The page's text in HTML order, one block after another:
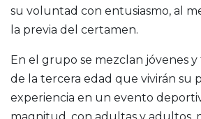
su voluntad con entusiasmo, al
la previa del certamen.
En el grupo se mezclan jóvenes
de la tercera edad que vivirán su
experiencia en un evento